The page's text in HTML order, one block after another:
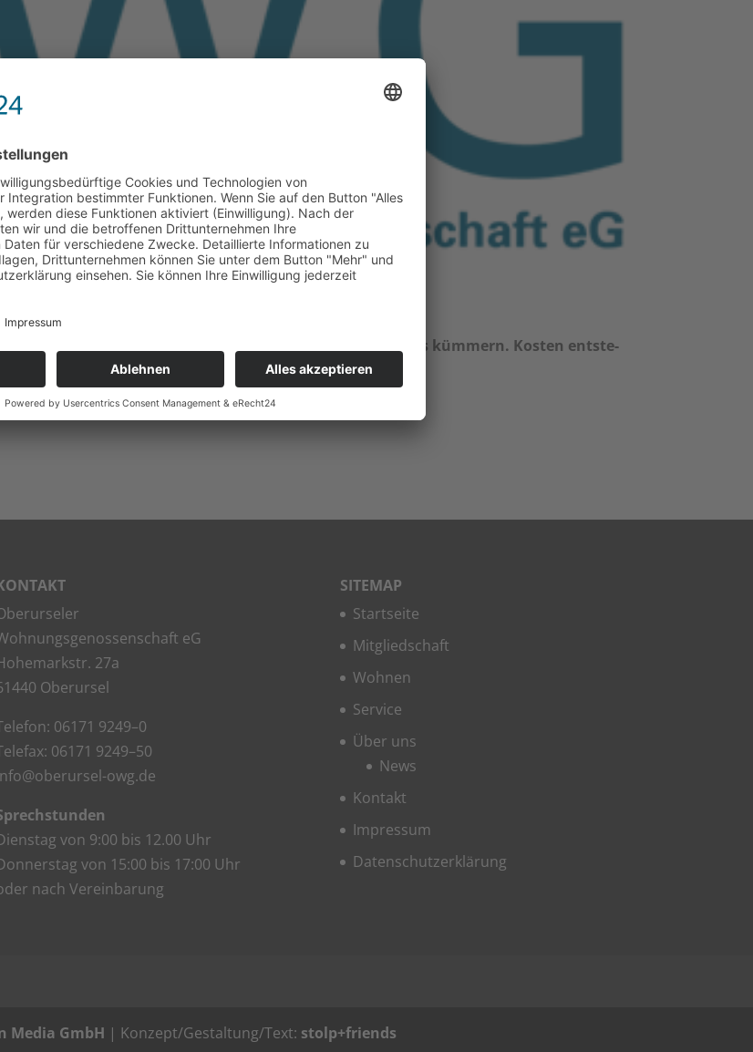
wie gewohnt schau­en.
Sie müs­sen sich um nichts küm­mern. Kos­ten ent­ste­
eG
27a
Oberursel
06171 9249–0
06171 9249–50
owg.de
von 9:00 bis 12.00 Uhr
von 15:00 bis 17:00 Uhr
nach Vereinbarung
SITE­MAP
Start­sei­te
Mit­glied­schaft
Woh­nen
Ser­vice
Über uns
News
Kon­takt
Impres­sum
Daten­schutz­er­klä­rung
Media GmbH | Konzept/Gestaltung/Text: stolp+friends